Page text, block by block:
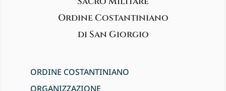
Ordine Costantiniano
di San Giorgio
ORDINE COSTANTINIANO
ORGANIZZAZIONE